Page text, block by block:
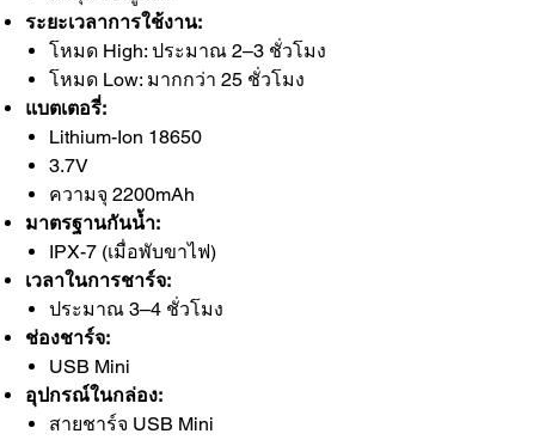
ระยะเวลาการใช้งาน:
โหมด High: ประมาณ 2–3 ชั่วโมง
โหมด Low: มากกว่า 25 ชั่วโมง
แบตเตอรี่:
Lithium-Ion 18650
3.7V
ความจุ 2200mAh
มาตรฐานกันน้ำ:
IPX-7 (เมื่อพับขาไฟ)
เวลาในการชาร์จ:
ประมาณ 3–4 ชั่วโมง
ช่องชาร์จ:
USB Mini
อุปกรณ์ในกล่อง:
สายชาร์จ USB Mini